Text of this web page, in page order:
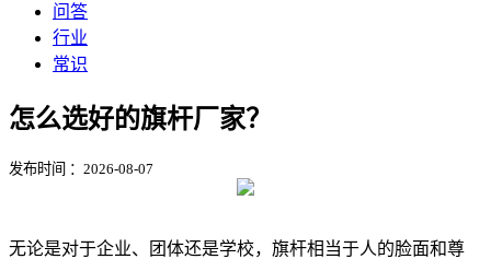
问答
行业
常识
怎么选好的旗杆厂家？
发布时间 ：2026-08-07
无论是对于企业、团体还是学校，旗杆相当于人的脸面和尊